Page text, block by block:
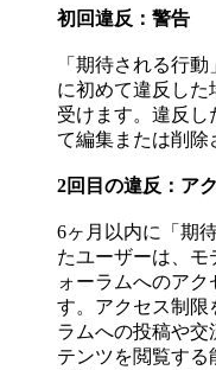
初回違反：警告
「期待される行
に初めて違反した
受けます。違反し
て編集または削除
2回目の違反：ア
6ヶ月以内に「期
たユーザーは、モ
ォーラムへのアク
す。アクセス制限
ラムへの投稿や交
テンツを閲覧する